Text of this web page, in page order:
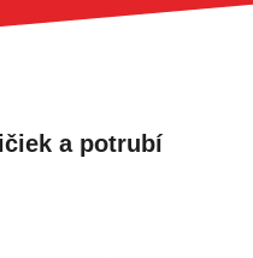
a potrubí